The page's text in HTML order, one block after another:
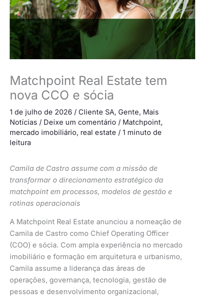
Matchpoint Real Estate tem
nova CCO e sócia
1 de julho de 2026 / Cliente SA, Gente, Mais
Notícias / Deixe um comentário / Matchpoint,
mercado imobiliário, real estate / 1 minuto de
leitura
Camila de Castro assume com a missão de
transformar o direcionamento estratégico da
matchpoint em processos, modelos de gestão e
rotinas operacionais
A Matchpoint Real Estate anunciou a nomeação de
Camila de Castro como Chief Operating Officer
(COO) e sócia. Com ampla experiência no mercado
imobiliário e formação em arquitetura e urbanismo,
Camila assume a liderança das áreas de
operações, governança, tecnologia, gestão de
pessoas e desenvolvimento organizacional,